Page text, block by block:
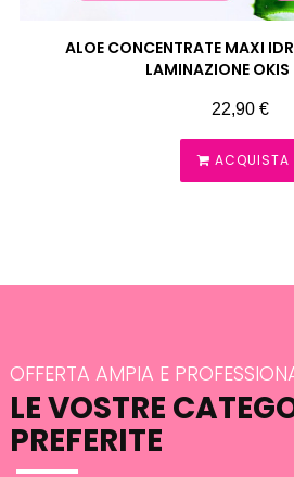
ALOE CONCENTRATE MAXI
LAMINAZIONE OKIS
Prezzo
22,90 €
ACQUISTA
OFFERTA AMPIA E
LE VOSTRE
PREFERITE